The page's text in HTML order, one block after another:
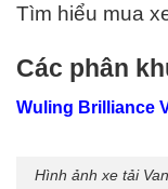
Tìm hiểu mua
Các phân
Wuling Brilliance
Hình ảnh xe tải